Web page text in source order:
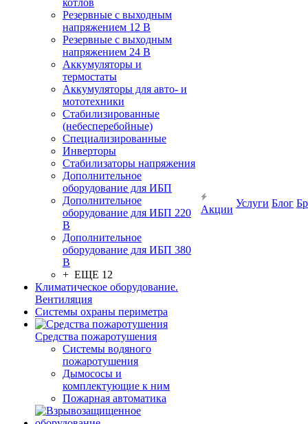
котлов
Резервные с выходным
напряжением 12 В
Резервные с выходным
напряжением 24 В
Аккумуляторы и
термостаты
Аккумуляторы для авто- и
мототехники
Стабилизированные
(небесперебойные)
Специализированные
Инверторы
Стабилизаторы напряжения
Дополнительное
оборудование для ИБП
Дополнительное
оборудование для ИБП 220
В
Дополнительное
оборудование для ИБП 380
В
+ ЕЩЕ 12
Климатическое оборудование.
Вентиляция
Системы охраны периметра
Средства пожаротушения
Системы водяного
пожаротушения
Дымососы и
комплектующие к ним
Пожарная автоматика
Акции
Услуги Блог